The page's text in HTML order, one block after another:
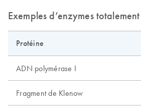
Exemples d’enzymes
Protéine
ADN polymérase I
Fragment de Klenow